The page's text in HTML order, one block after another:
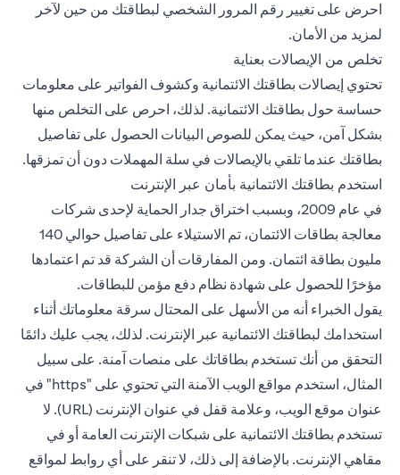
احرض على تغيير رقم المرور الشخصي لبطاقتك من حين لآخر
لمزيد من الأمان.
تخلص من الإيصالات بعناية
تحتوي إيصالات بطاقتك الائتمانية وكشوف الفواتير على معلومات
حساسة حول بطاقتك الائتمانية. لذلك، احرص على التخلص منها
بشكل آمن، حيث يمكن للصوص البيانات الحصول على تفاصيل
بطاقتك عندما تلقي بالإيصالات في سلة المهملات دون أن تمزقها.
استخدم بطاقتك الائتمانية بأمان عبر الإنترنت
في عام 2009، وبسبب اختراق جدار الحماية لإحدى شركات
معالجة بطاقات الائتمان، تم الاستيلاء على تفاصيل حوالي 140
مليون بطاقة ائتمان. ومن المفارقات أن الشركة قد تم اعتمادها
مؤخرًا للحصول على شهادة نظام دفع مؤمن للبطاقات.
يقول الخبراء أنه من الأسهل على المحتال سرقة معلوماتك أثناء
استخدامك لبطاقتك الائتمانية عبر الإنترنت. لذلك، يجب عليك دائمًا
التحقق من أنك تستخدم بطاقاتك على منصات آمنة. على سبيل
المثال، استخدم مواقع الويب الآمنة التي تحتوي على "https" في
عنوان موقع الويب، وعلامة قفل في عنوان الإنترنت (URL). لا
تستخدم بطاقتك الائتمانية على شبكات الإنترنت العامة أو في
مقاهي الإنترنت. بالإضافة إلى ذلك، لا تنقر على أي روابط لمواقع